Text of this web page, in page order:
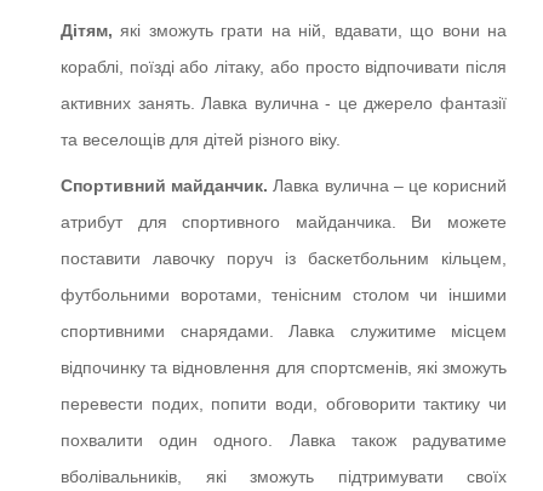
Дітям, які зможуть грати на ній, вдавати, що вони на
кораблі, поїзді або літаку, або просто відпочивати після
активних занять. Лавка вулична - це джерело фантазії
та веселощів для дітей різного віку.
Спортивний майданчик. Лавка вулична – це корисний
атрибут для спортивного майданчика. Ви можете
поставити лавочку поруч із баскетбольним кільцем,
футбольними воротами, тенісним столом чи іншими
спортивними снарядами. Лавка служитиме місцем
відпочинку та відновлення для спортсменів, які зможуть
перевести подих, попити води, обговорити тактику чи
похвалити один одного. Лавка також радуватиме
вболівальників, які зможуть підтримувати своїх